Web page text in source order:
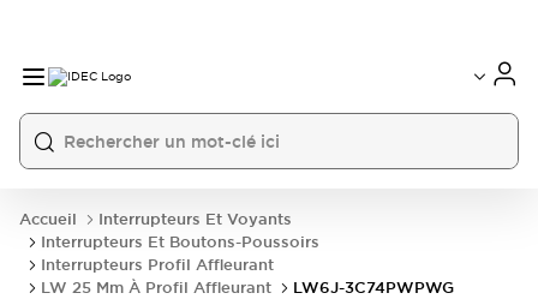
Accueil
Interrupteurs Et Voyants
Interrupteurs Et Boutons-Poussoirs
Interrupteurs Profil Affleurant
LW 25 Mm À Profil Affleurant
LW6J-3C74PWPWG